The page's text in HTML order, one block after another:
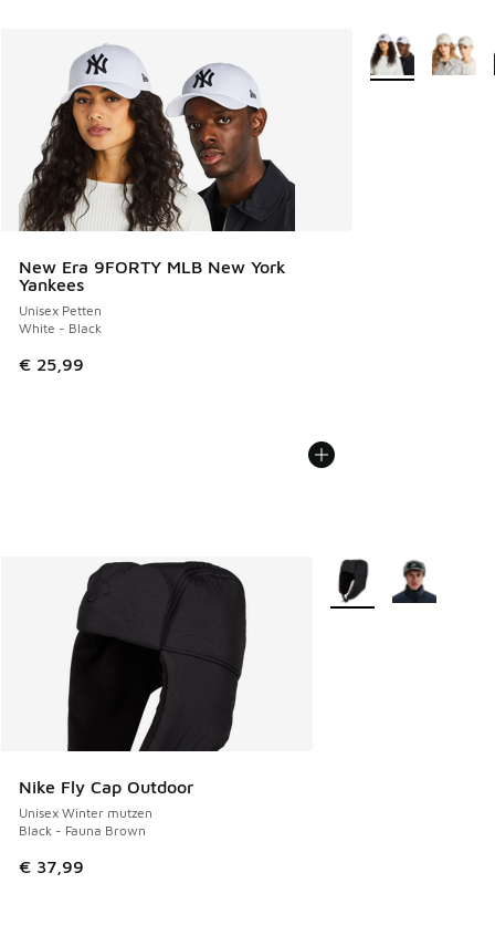
New Era 9FORTY MLB New York
Yankees
Unisex Petten
White - Black
€ 25,99
Meer kleuren
Nike Fly Cap Outdoor
Unisex Winter mutzen
Black - Fauna Brown
€ 37,99
Meer kleuren